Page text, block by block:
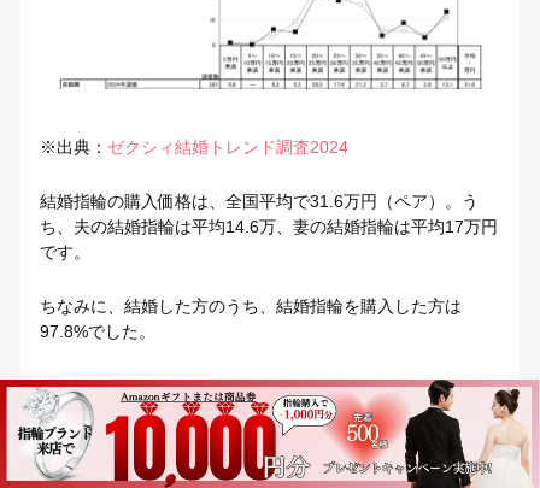
※出典： ゼクシィ結婚トレンド調査2024
結婚指輪の購入価格は、全国平均で31.6万円（ペア）。う
ち、夫の結婚指輪は平均14.6万、妻の結婚指輪は平均17万円
です。
ちなみに、結婚した方のうち、結婚指輪を購入した方は
97.8%でした。
（２）20代編！結婚指輪の購入価格帯と人気ブ
ランド